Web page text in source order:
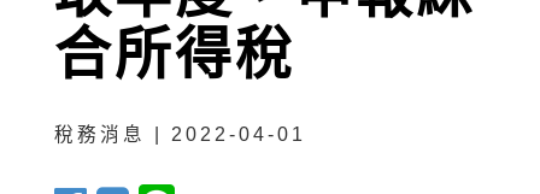
合所得稅
稅務消息 | 2022-04-01